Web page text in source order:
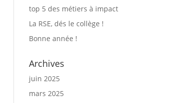
top 5 des métiers à impact
La RSE, dés le collège !
Bonne année !
Archives
juin 2025
mars 2025